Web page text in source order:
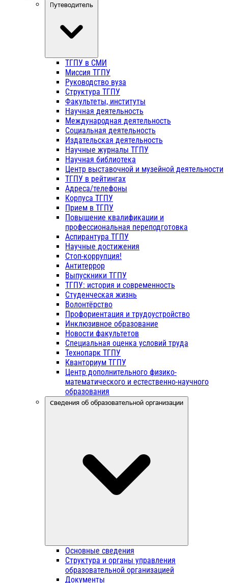
Путеводитель
ТГПУ в СМИ
Миссия ТГПУ
Руководство вуза
Структура ТГПУ
Факультеты, институты
Научная деятельность
Международная деятельность
Социальная деятельность
Издательская деятельность
Научные журналы ТГПУ
Научная библиотека
Центр выставочной и музейной деятельности
ТГПУ в рейтингах
Адреса/телефоны
Корпуса ТГПУ
Прием в ТГПУ
Повышение квалификации и
профессиональная переподготовка
Аспирантура ТГПУ
Научные достижения
Стоп-коррупция!
Антитеррор
Выпускники ТГПУ
ТГПУ: история и современность
Студенческая жизнь
Волонтёрство
Профориентация и трудоустройство
Инклюзивное образование
Новости факультетов
Специальная оценка условий труда
Технопарк ТГПУ
Кванториум ТГПУ
Центр дополнительного физико-
математического и естественно-научного
образования
Сведения об образовательной организации
Основные сведения
Структура и органы управления
образовательной организацией
Документы